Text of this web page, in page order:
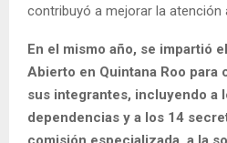
contribuyó a mejorar la atención
En el mismo año, se impartió
Abierto en Quintana Roo para
sus integrantes, incluyendo a
dependencias y a los 14